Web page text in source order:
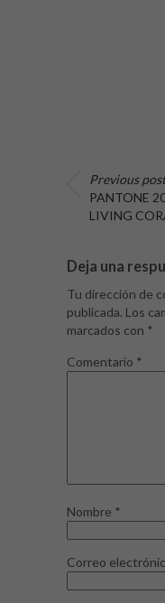
Previous post
PANTONE
LIVING
Deja una
Tu dirección de
publicada. Los
marcados con *
Comentario *
Nombre *
Correo